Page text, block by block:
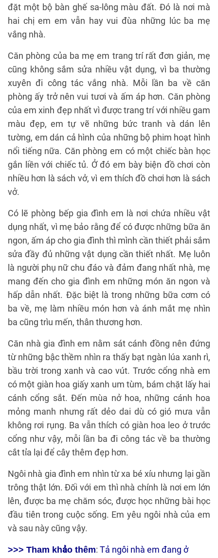
đặt một bộ bàn ghế sa-lông màu đất. Đó là nơi mà
hai chị em em vẫn hay vui đùa những lúc ba mẹ
vắng nhà.
Căn phòng của ba mẹ em trang trí rất đơn giản, mẹ
cũng không sắm sửa nhiều vật dụng, vì ba thường
xuyên đi công tác vắng nhà. Mỗi lần ba về căn
phòng ấy trở nên vui tươi và ấm áp hơn. Căn phòng
của em xinh đẹp nhất vì được trang trí với nhiều gam
màu đẹp, em tự vẽ những bức tranh và dán lên
tường, em dán cả hình của những bộ phim hoạt hình
nổi tiếng nữa. Căn phòng em có một chiếc bàn học
gắn liền với chiếc tủ. Ở đó em bày biện đồ chơi còn
nhiều hơn là sách vở, vì em thích đồ chơi hơn là sách
vở.
Có lẽ phòng bếp gia đình em là nơi chứa nhiều vật
dụng nhất, vì mẹ bảo rằng để có được những bữa ăn
ngon, ấm áp cho gia đình thì mình cần thiết phải sắm
sửa đầy đủ những vật dụng cần thiết nhất. Mẹ luôn
là người phụ nữ chu đáo và đảm đang nhất nhà, mẹ
mang đến cho gia đình em những món ăn ngon và
hấp dẫn nhất. Đặc biệt là trong những bữa cơm có
ba về, mẹ làm nhiều món hơn và ánh mắt mẹ nhìn
ba cũng trìu mến, thân thương hơn.
Căn nhà gia đình em nằm sát cánh đồng nên đứng
từ những bậc thềm nhìn ra thấy bạt ngàn lúa xanh rì,
bầu trời trong xanh và cao vút. Trước cổng nhà em
có một giàn hoa giấy xanh um tùm, bám chặt lấy hai
cánh cổng sắt. Đến mùa nở hoa, những cánh hoa
mỏng manh nhưng rất dẻo dai dù có gió mưa vẫn
không rơi rụng. Ba vẫn thích có giàn hoa leo ở trước
cổng như vậy, mỗi lần ba đi công tác về ba thường
cắt tỉa lại để cây thêm đẹp hơn.
Ngôi nhà gia đình em nhìn từ xa bé xíu nhưng lại gần
trông thật lớn. Đối với em thì nhà chính là nơi em lớn
lên, được ba mẹ chăm sóc, được học những bài học
đầu tiên trong cuộc sống. Em yêu ngôi nhà của em
và sau này cũng vậy.
>>> Tham khảo thêm: Tả ngôi nhà em đang ở